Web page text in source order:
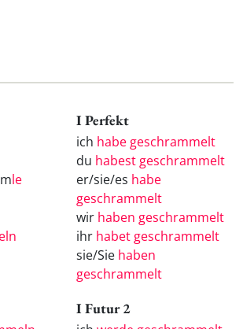
le
eln
I Perfekt
ich habe geschrammelt
du habest geschrammelt
er/sie/es habe
geschrammelt
wir haben geschrammelt
ihr habet geschrammelt
sie/Sie haben
geschrammelt
I Futur 2